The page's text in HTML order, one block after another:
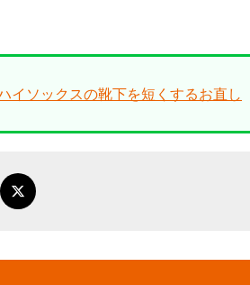
イソックスの靴下を短くするお直し